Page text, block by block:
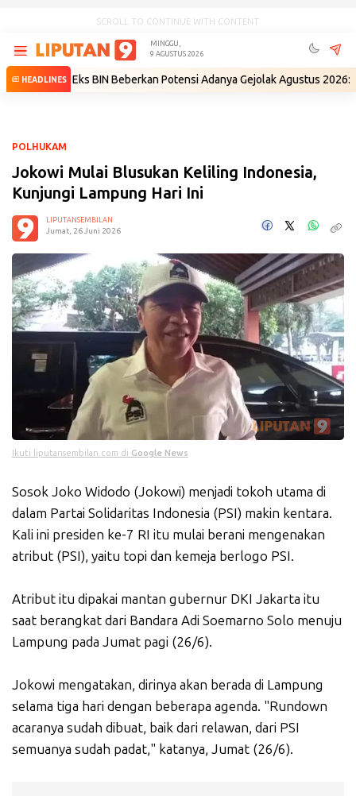
SCROLL TO CONTINUE WITH CONTENT
MINGGU,
9 AGUSTUS 2026
HEADLINES
• Eks BIN Beberkan Potensi Adanya Gejolak Agustus 2026: Masuk
POLHUKAM
Jokowi Mulai Blusukan Keliling Indonesia,
Kunjungi Lampung Hari Ini
LIPUTANSEMBILAN
Jumat, 26 Juni 2026
Ikuti liputansembilan.com di Google News
Sosok Joko Widodo (Jokowi) menjadi tokoh utama di
dalam Partai Solidaritas Indonesia (PSI) makin kentara.
Kali ini presiden ke-7 RI itu mulai berani mengenakan
atribut (PSI), yaitu topi dan kemeja berlogo PSI.
Atribut itu dipakai mantan gubernur DKI Jakarta itu
saat berangkat dari Bandara Adi Soemarno Solo menuju
Lampung pada Jumat pagi (26/6).
Jokowi mengatakan, dirinya akan berada di Lampung
selama tiga hari dengan beberapa agenda. "Rundown
acaranya sudah dibuat, baik dari relawan, dari PSI
semuanya sudah padat," katanya, Jumat (26/6).